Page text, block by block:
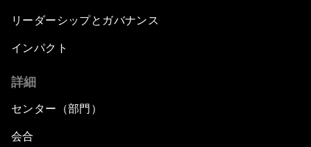
リーダーシップとガバナンス
インパクト
詳細
センター（部門）
会合